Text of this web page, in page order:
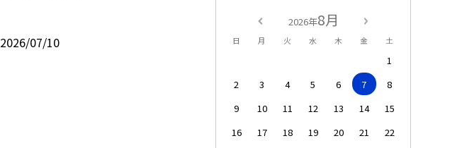
2026/07/10
2026年8月
日 月 火 水 木 金 土
1
2
3 4 5 6 7
8
9
10 11 12 13 14
15
16
17 18 19 20 21
22